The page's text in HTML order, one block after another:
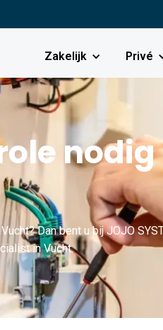
Zakelijk Privé
nodig
Dan bent u bij JOJO
in Vucht.